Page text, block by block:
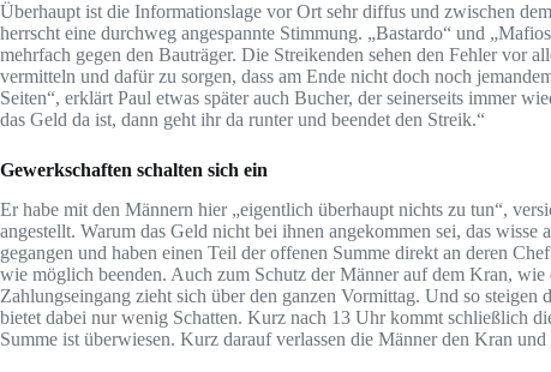
Überhaupt ist die Informationslage vor Ort sehr diffus und zwischen
herrscht eine durchweg angespannte Stimmung. „Bastardo“ und
mehrfach gegen den Bauträger. Die Streikenden sehen den Fehler vor
vermitteln und dafür zu sorgen, dass am Ende nicht doch noch
Seiten“, erklärt Paul etwas später auch Bucher, der seinerseits immer
das Geld da ist, dann geht ihr da runter und beendet den Streik.“
Gewerkschaften schalten sich ein
Er habe mit den Männern hier „eigentlich überhaupt nichts zu tun“,
angestellt. Warum das Geld nicht bei ihnen angekommen sei, das
gegangen und haben einen Teil der offenen Summe direkt an deren
wie möglich beenden. Auch zum Schutz der Männer auf dem Kran,
Zahlungseingang zieht sich über den ganzen Vormittag. Und so
bietet dabei nur wenig Schatten. Kurz nach 13 Uhr kommt schließlich
Summe ist überwiesen. Kurz darauf verlassen die Männer den Kran